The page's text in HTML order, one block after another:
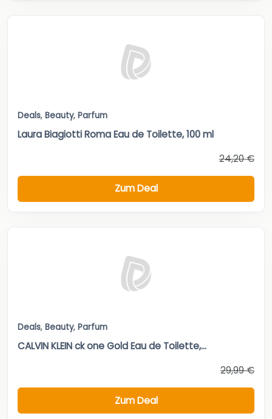
Deals, Beauty, Parfum
Laura Biagiotti Roma Eau de Toilette, 100 ml
24,20 €
Zum Deal
Deals, Beauty, Parfum
CALVIN KLEIN ck one Gold Eau de Toilette,...
29,99 €
Zum Deal